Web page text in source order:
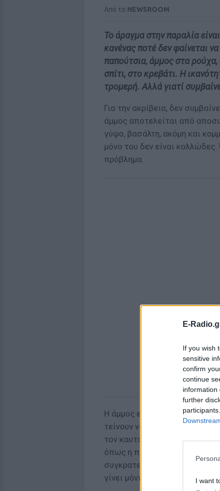
E-
If you wish
sensitive
confirm
continue
information
further
I want
Από το NEWSROOM
Το άραγμα στην παραλία
κανένας ποτέ δεν φαίνεται
παπούτσια, άμμος στα ρούχα,
σπίτι, στο κρεβάτι. Η
τρομερή. Αλλά γιατί
Για την ακρίβεια, δεν
άμμος αποτελείται από
γύψο, βασάλτη, ακόμη και
μόνο του δεν είναι
πρόβλημα.
Η άμμος είναι υδρόφιλη, που
τείνουν να έχουν υγρασία,
τον καυτό ήλιο. Τη στιγμή
όπως η πετσέτα και τα πόδια
συγκρατεί την υγρασία,
γίνει μόνιμο μέρος της ζωής